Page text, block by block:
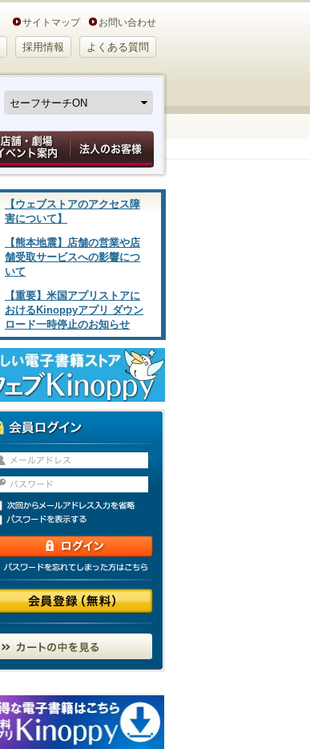
サイトマップ お問い合わせ
採用情報 よくある質問
【ウェブストアのアクセス障
害について】
【熊本地震】店舗の営業や店
舗受取サービスへの影響につ
いて
【重要】米国アプリストアに
おけるKinoppyアプリ ダウン
ロード一時停止のお知らせ